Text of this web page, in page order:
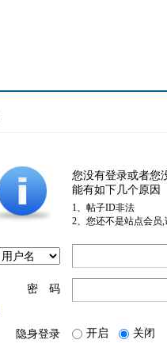
您没有登录或者您
能有如下几个原因
1、帖子ID非法
2、您还不是站点会员
密 码
隐身登录 开启 关闭